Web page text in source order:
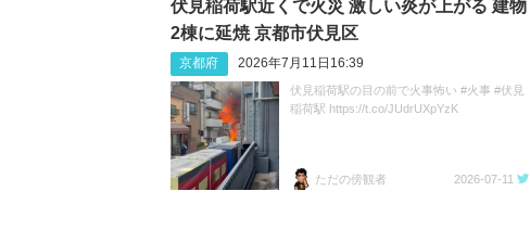
伏見稲荷駅近くで火災 激しい炎が上がる 建物
2棟に延焼 京都市伏見区
京都府 2026年7月11日16:39
伏見稲荷駅の目の前で火事怖い #火事 #伏見
稲荷駅 https://t.co/JUdrUXpYzK
ただの傍観者 2026-07-11